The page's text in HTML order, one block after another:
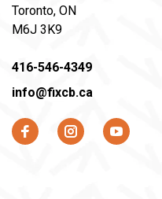
Toronto, ON
M6J 3K9
416-546-4349
info@fixcb.ca